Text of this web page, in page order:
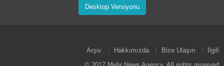
Desktop Versiyonu
Arşiv Hakkımızda Bize Ulaşın
İlgili